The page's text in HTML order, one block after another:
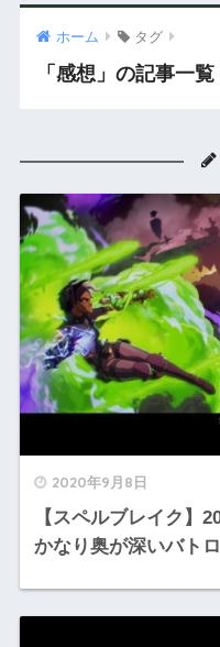
ホーム タグ
「感想」の記事一覧
2020年9月8日
【スペルブレイク】
かなり奥が深いバト